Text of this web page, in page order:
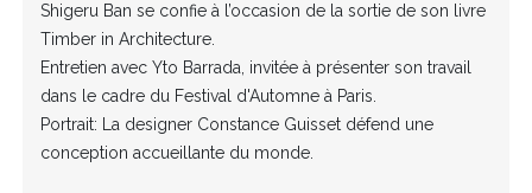
Shigeru Ban se confie à l’occasion de la sortie de son livre
Timber in Architecture.
Entretien avec Yto Barrada, invitée à présenter son travail
dans le cadre du Festival d'Automne à Paris.
Portrait: La designer Constance Guisset défend une
conception accueillante du monde.